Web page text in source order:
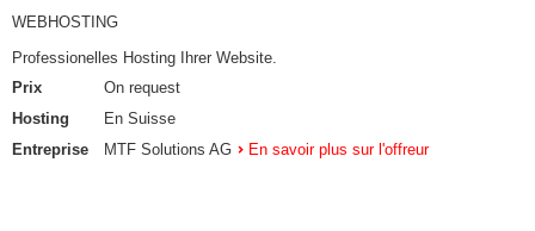
WEBHOSTING
Professionelles Hosting Ihrer Website.
Prix
On request
Hosting
En Suisse
Entreprise
MTF Solutions AG En savoir plus sur l'offreur